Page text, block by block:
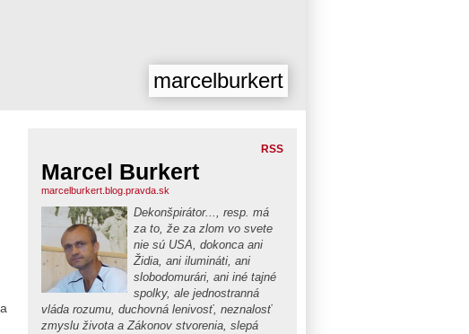
marcelburkert
RSS
Marcel Burkert
marcelburkert.blog.pravda.sk
Dekonšpirátor..., resp. má
za to, že za zlom vo svete
nie sú USA, dokonca ani
Židia, ani ilumináti, ani
slobodomurári, ani iné tajné
spolky, ale jednostranná
vláda rozumu, duchovná lenivosť, neznalosť
zmyslu života a Zákonov stvorenia, slepá